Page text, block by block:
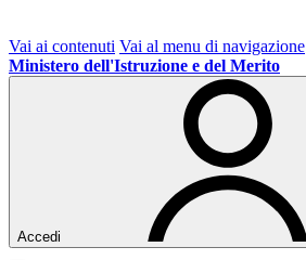
Vai ai contenuti Vai al menu di navigazione
Ministero dell'Istruzione e del Merito
Accedi